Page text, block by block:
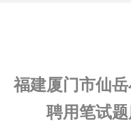
福建厦门市仙
聘用笔试